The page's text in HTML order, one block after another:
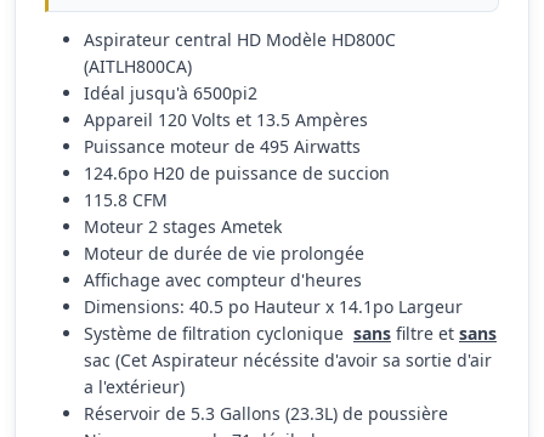
Aspirateur central HD Modèle HD800C
(AITLH800CA)
Idéal jusqu'à 6500pi2
Appareil 120 Volts et 13.5 Ampères
Puissance moteur de 495 Airwatts
124.6po H20 de puissance de succion
115.8 CFM
Moteur 2 stages Ametek
Moteur de durée de vie prolongée
Affichage avec compteur d'heures
Dimensions: 40.5 po Hauteur x 14.1po Largeur
Système de filtration cyclonique sans filtre et sans
sac (Cet Aspirateur nécéssite d'avoir sa sortie d'air
a l'extérieur)
Réservoir de 5.3 Gallons (23.3L) de poussière